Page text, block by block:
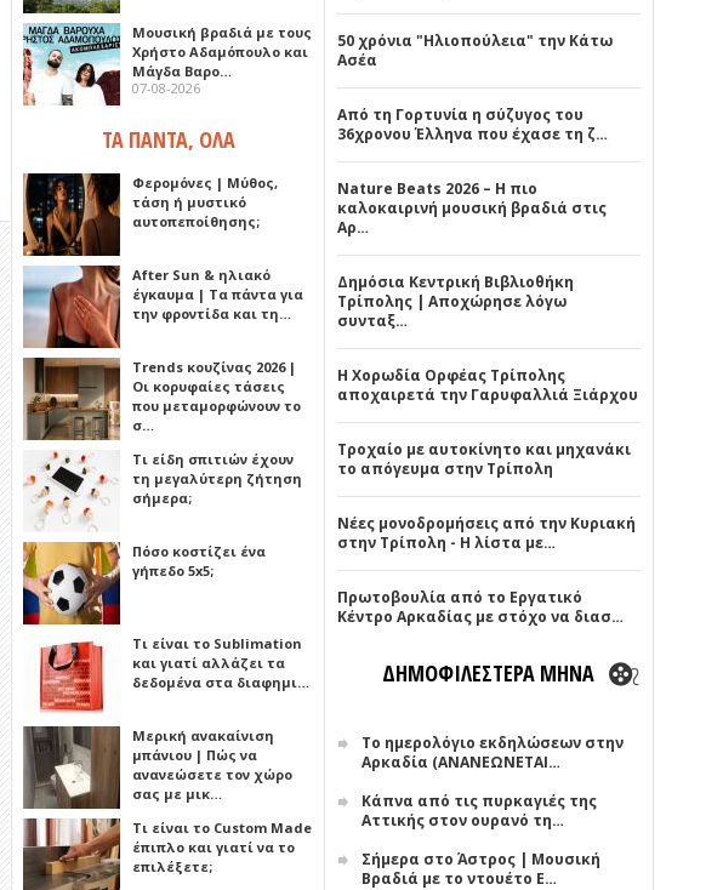
Μουσική βραδιά με τους
Χρήστο Αδαμόπουλο και
Μάγδα Βαρο…
07-08-2026
ΤΑ ΠΑΝΤΑ, ΟΛΑ
Φερομόνες | Μύθος,
τάση ή μυστικό
αυτοπεποίθησης;
After Sun & ηλιακό
έγκαυμα | Τα πάντα για
την φροντίδα και τη…
Trends κουζίνας 2026 |
Οι κορυφαίες τάσεις
που μεταμορφώνουν το
σ…
Τι είδη σπιτιών έχουν
τη μεγαλύτερη ζήτηση
σήμερα;
Πόσο κοστίζει ένα
γήπεδο 5x5;
Τι είναι το Sublimation
και γιατί αλλάζει τα
δεδομένα στα διαφημι…
Μερική ανακαίνιση
μπάνιου | Πώς να
ανανεώσετε τον χώρο
σας με μικ…
Τι είναι το Custom Made
έπιπλο και γιατί να το
επιλέξετε;
50 χρόνια "Ηλιοπούλεια" την Κάτω
Ασέα
Από τη Γορτυνία η σύζυγος του
36χρονου Έλληνα που έχασε τη ζ…
Nature Beats 2026 – Η πιο
καλοκαιρινή μουσική βραδιά στις
Αρ…
Δημόσια Κεντρική Βιβλιοθήκη
Τρίπολης | Αποχώρησε λόγω
συνταξ…
Η Χορωδία Ορφέας Τρίπολης
αποχαιρετά την Γαρυφαλλιά Ξιάρχου
Τροχαίο με αυτοκίνητο και μηχανάκι
το απόγευμα στην Τρίπολη
Νέες μονοδρομήσεις από την Κυριακή
στην Τρίπολη - Η λίστα με…
Πρωτοβουλία από το Εργατικό
Κέντρο Αρκαδίας με στόχο να διασ…
ΔΗΜΟΦΙΛΕΣΤΕΡΑ ΜΗΝΑ
Το ημερολόγιο εκδηλώσεων στην
Αρκαδία (ΑΝΑΝΕΩΝΕΤΑΙ…
Κάπνα από τις πυρκαγιές της
Αττικής στον ουρανό τη…
Σήμερα στο Άστρος | Μουσική
Βραδιά με το ντουέτο Ε…